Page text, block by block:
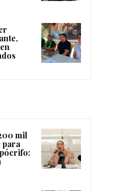
mil
para